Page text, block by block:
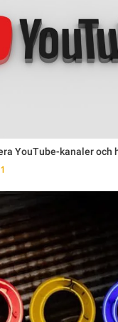
YouTube-kanaler och